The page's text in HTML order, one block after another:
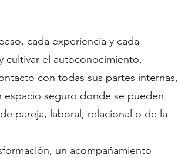
cada experiencia y cada
cultivar el autoconocimiento.
con todas sus partes internas,
espacio seguro donde se pueden
pareja, laboral, relacional o de la
un acompañamiento